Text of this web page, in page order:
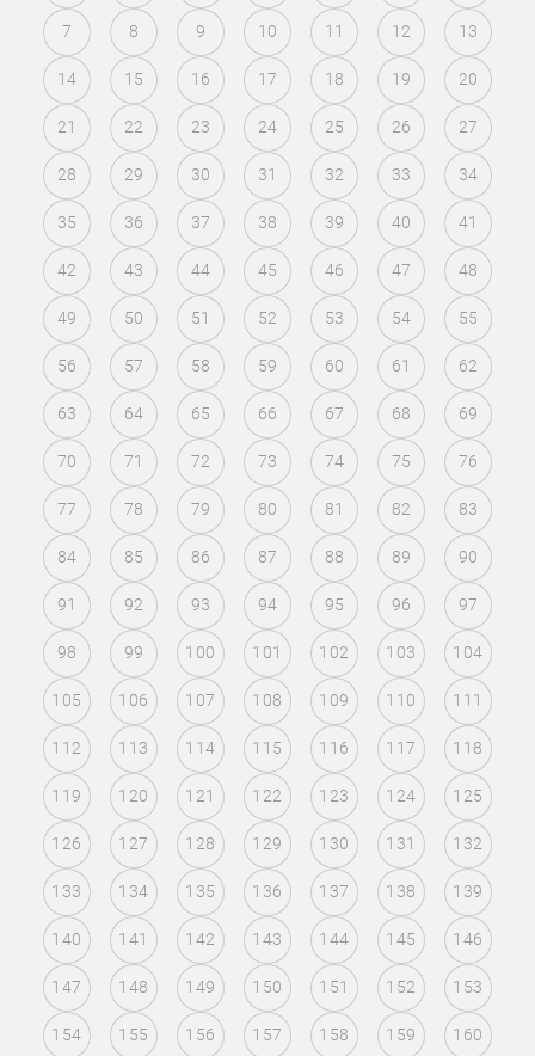
7 8 9 10 11 12 13
14 15 16 17 18 19 20
21 22 23 24 25 26 27
28 29 30 31 32 33 34
35 36 37 38 39 40 41
42 43 44 45 46 47 48
49 50 51 52 53 54 55
56 57 58 59 60 61 62
63 64 65 66 67 68 69
70 71 72 73 74 75 76
77 78 79 80 81 82 83
84 85 86 87 88 89 90
91 92 93 94 95 96 97
98 99 100 101 102 103 104
105 106 107 108 109 110 111
112 113 114 115 116 117 118
119 120 121 122 123 124 125
126 127 128 129 130 131 132
133 134 135 136 137 138 139
140 141 142 143 144 145 146
147 148 149 150 151 152 153
154 155 156 157 158 159 160